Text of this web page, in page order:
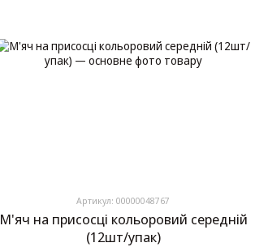
Артикул: 00000048767
М'яч на присосці кольоровий середній
(12шт/упак)